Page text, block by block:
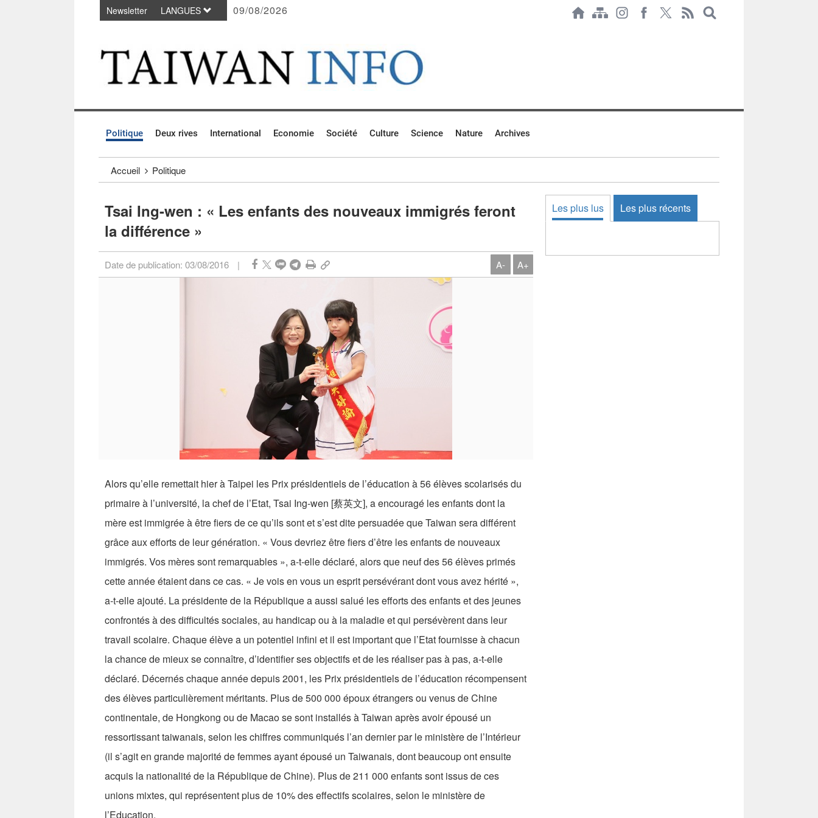
Passer au contenu principal
Newsletter LANGUES 09/08/2026
Politique Deux rives International Economie Société Culture Science Nature Archives
Accueil Politique
Tsai Ing-wen : « Les enfants des nouveaux immigrés feront
la différence »
Date de publication: 03/08/2016 | A- A+
Alors qu’elle remettait hier à Taipei les Prix présidentiels de l’éducation à 56 élèves scolarisés du
primaire à l’université, la chef de l’Etat, Tsai Ing-wen [蔡英文], a encouragé les enfants dont la
mère est immigrée à être fiers de ce qu’ils sont et s’est dite persuadée que Taiwan sera différent
grâce aux efforts de leur génération. « Vous devriez être fiers d’être les enfants de nouveaux
immigrés. Vos mères sont remarquables », a-t-elle déclaré, alors que neuf des 56 élèves primés
cette année étaient dans ce cas. « Je vois en vous un esprit persévérant dont vous avez hérité »,
a-t-elle ajouté. La présidente de la République a aussi salué les efforts des enfants et des jeunes
confrontés à des difficultés sociales, au handicap ou à la maladie et qui persévèrent dans leur
travail scolaire. Chaque élève a un potentiel infini et il est important que l’Etat fournisse à chacun
la chance de mieux se connaître, d’identifier ses objectifs et de les réaliser pas à pas, a-t-elle
déclaré. Décernés chaque année depuis 2001, les Prix présidentiels de l’éducation récompensent
des élèves particulièrement méritants. Plus de 500 000 époux étrangers ou venus de Chine
continentale, de Hongkong ou de Macao se sont installés à Taiwan après avoir épousé un
ressortissant taiwanais, selon les chiffres communiqués l’an dernier par le ministère de l’Intérieur
(il s’agit en grande majorité de femmes ayant épousé un Taiwanais, dont beaucoup ont ensuite
acquis la nationalité de la République de Chine). Plus de 211 000 enfants sont issus de ces
unions mixtes, qui représentent plus de 10% des effectifs scolaires, selon le ministère de
l’Education.
Les plus lus Les plus récents